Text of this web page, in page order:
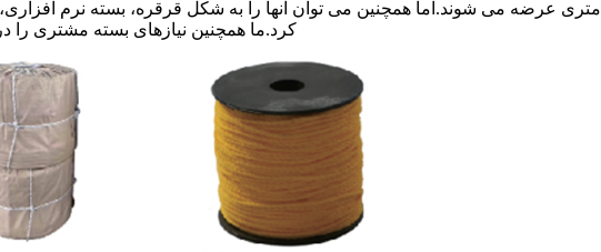
طناب های پلی اتیلن ما معمولاً در یک سیم پیچ 220 متری و 100 متری عرضه می شوند.اما همچنین می توان آنها را به
کرد.ما همچنین نیازهای بسته مشتری را